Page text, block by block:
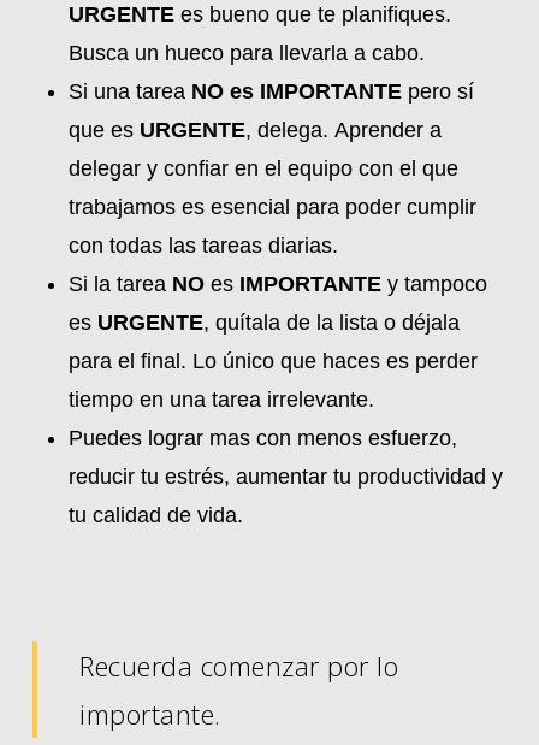
URGENTEes bueno que te planifiques.
Busca un hueco para llevarla a cabo.
Si una tarea NO es IMPORTANTEpero sí
que es URGENTE, delega. Aprender a
delegar y confiar en el equipo con el que
trabajamos es esencial para poder cumplir
con todas las tareas diarias.
Si la tarea NO es IMPORTANTEy tampoco
es URGENTE, quítala de la lista o déjala
para el final. Lo único que haces es perder
tiempo en una tarea irrelevante.
Puedes lograr mas con menos esfuerzo,
reducir tu estrés, aumentar tu productividad y
tu calidad de vida.
Recuerda comenzar por lo
importante.